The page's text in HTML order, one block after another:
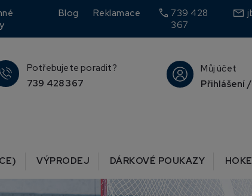
Blog Reklamace call 739 428
367
Můj účet
Přihlášení
Potřebujete poradit?
739 428 367
VÝPRODEJ DÁRKOVÉ POUKAZY